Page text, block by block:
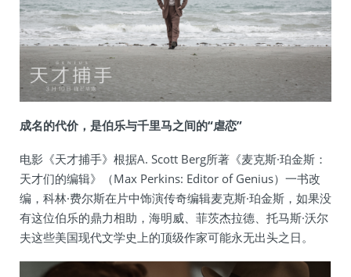
成名的代价，是伯乐与千里马之间的“虐恋”
电影《天才捕手》根据A. Scott Berg所著《麦克斯·珀金斯：
天才们的编辑》（Max Perkins: Editor of Genius）一书改
编，科林·费尔斯在片中饰演传奇编辑麦克斯·珀金斯，如果没
有这位伯乐的鼎力相助，海明威、菲茨杰拉德、托马斯·沃尔
夫这些美国现代文学史上的顶级作家可能永无出头之日。